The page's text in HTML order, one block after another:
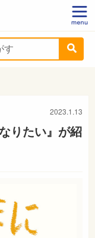
2023.1.13
りたい』が紹